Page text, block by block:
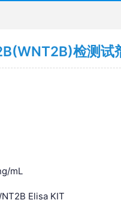
检测试
mL
Elisa KIT